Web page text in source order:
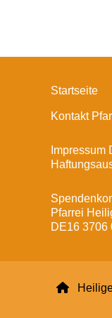
Startseite
Kontakt
Impressum
Pfarrei
DE16 3706
Heilige